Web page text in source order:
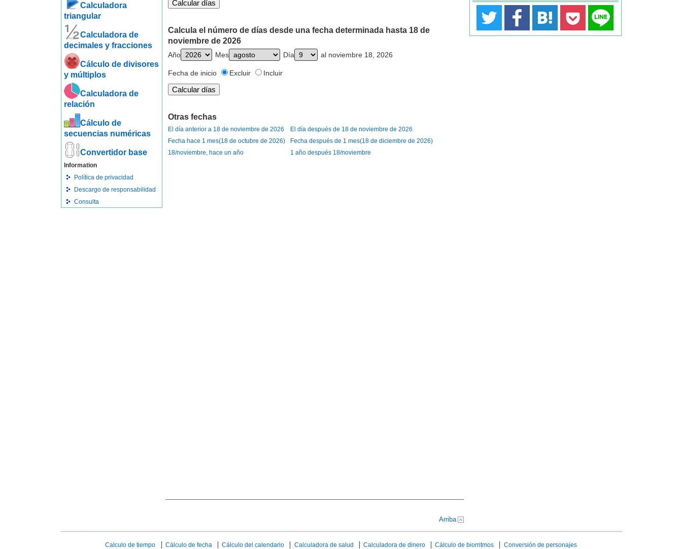
Calculadora
triangular
Calculadora de
decimales y fracciones
Cálculo de divisores
y múltiplos
Calculadora de
relación
Cálculo de
secuencias numéricas
Convertidor base
Information
Política de privacidad
Descargo de responsabilidad
Consulta
Calcula el número de días desde una fecha determinada hasta 18 de
noviembre de 2026
Año Mes Día al noviembre 18, 2026
Fecha de inicio Excluir Incluir
Otras fechas
El día anterior a 18 de noviembre de 2026
El día después de 18 de noviembre de 2026
Fecha hace 1 mes(18 de octubre de 2026)
Fecha después de 1 mes(18 de diciembre de 2026)
18/noviembre, hace un año
1 año después 18/noviembre
Arriba
Calculo de tiempo Cálculo de fecha Cálculo del calendario Calculadora de salud Calculadora de dinero Cálculo de biorritmos Conversión de personajes